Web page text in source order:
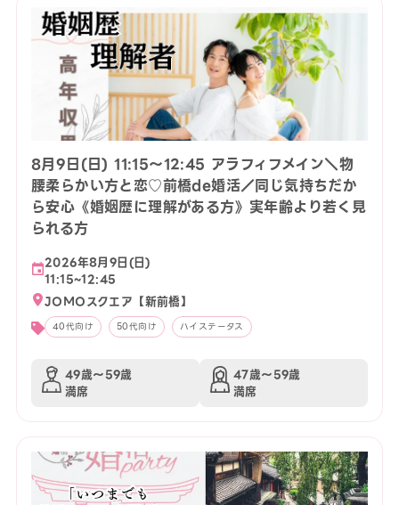
8月9日(日) 11:15〜12:45 アラフィフメイン＼物
腰柔らかい方と恋♡前橋de婚活／同じ気持ちだか
ら安心《婚姻歴に理解がある方》実年齢より若く見
られる方
2026年8月9日(日)
11:15~12:45
JOMOスクエア【新前橋】
40代向け 50代向け ハイステータス
49歳〜59歳
満席
47歳〜59歳
満席